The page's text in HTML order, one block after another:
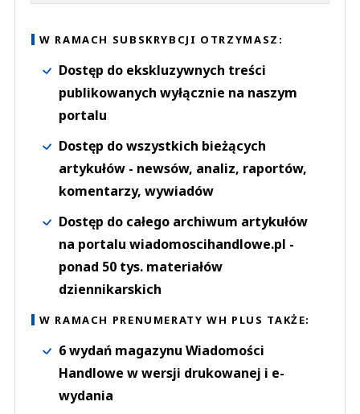
W RAMACH SUBSKRYBCJI OTRZYMASZ:
Dostęp do ekskluzywnych treści
publikowanych wyłącznie na naszym
portalu
Dostęp do wszystkich bieżących
artykułów - newsów, analiz, raportów,
komentarzy, wywiadów
Dostęp do całego archiwum artykułów
na portalu wiadomoscihandlowe.pl -
ponad 50 tys. materiałów
dziennikarskich
W RAMACH PRENUMERATY WH PLUS TAKŻE:
6 wydań magazynu Wiadomości
Handlowe w wersji drukowanej i e-
wydania